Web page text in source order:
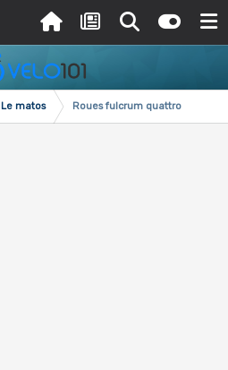
Le matos Roues fulcrum quattro